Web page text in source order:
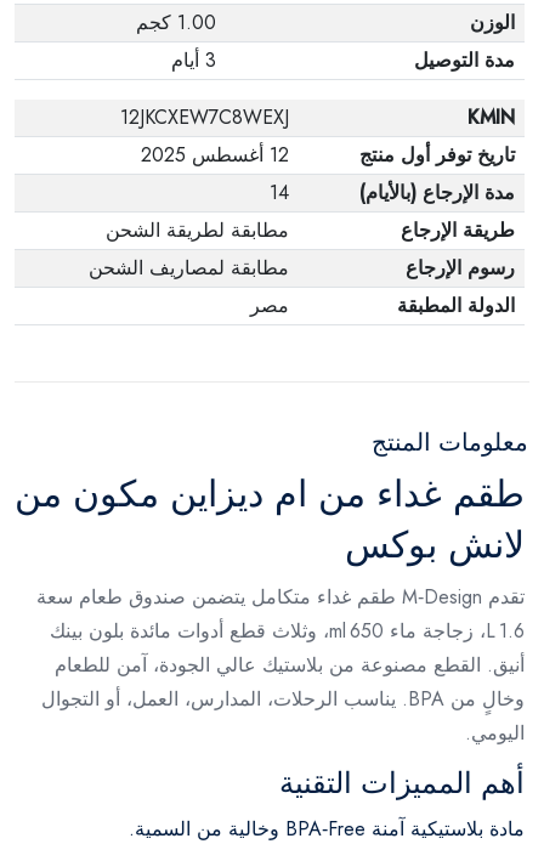
الوزن
1.00 كجم
مدة التوصيل
3 أيام
KMIN
12JKCXEW7C8WEXJ
تاريخ توفر أول منتج
12 أغسطس 2025
مدة الإرجاع (بالأيام)
14
طريقة الإرجاع
مطابقة لطريقة الشحن
رسوم الإرجاع
مطابقة لمصاريف الشحن
الدولة المطبقة
مصر
معلومات المنتج
طقم غداء من ام ديزاين مكون من
لانش بوكس
تقدم M‑Design طقم غداء متكامل يتضمن صندوق طعام سعة
1.6 L، زجاجة ماء 650 ml، وثلاث قطع أدوات مائدة بلون بينك
أنيق. القطع مصنوعة من بلاستيك عالي الجودة، آمن للطعام
وخالٍ من BPA. يناسب الرحلات، المدارس، العمل، أو التجوال
اليومي.
أهم المميزات التقنية
مادة بلاستيكية آمنة BPA‑Free وخالية من السمية.